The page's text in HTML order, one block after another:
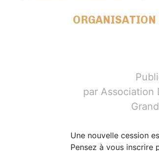
par Association
Une nouvelle cession
Pensez à vous inscrire